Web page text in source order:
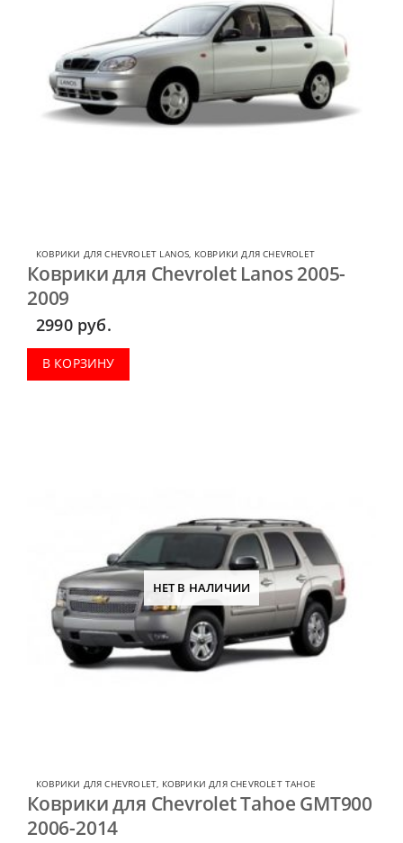
КОВРИКИ ДЛЯ CHEVROLET LANOS, КОВРИКИ ДЛЯ CHEVROLET
Коврики для Chevrolet Lanos 2005-
2009
2990 руб.
В КОРЗИНУ
НЕТ В НАЛИЧИИ
КОВРИКИ ДЛЯ CHEVROLET, КОВРИКИ ДЛЯ CHEVROLET TAHOE
Коврики для Chevrolet Tahoe GMT900
2006-2014